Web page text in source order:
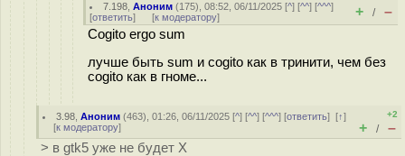
7.198 ,Аноним (175), 08:52, 06/11/2025 [^] [^^] [^^^]
[ответить] [к модератору] + / –
Cogito ergo sum
лучше быть sum и cogito как в тринити, чем без
cogito как в гноме...
3.98 ,Аноним (463), 01:26, 06/11/2025 [^] [^^] [^^^] [ответить][↑]
[к модератору]
+2
+ / –
> в gtk5 уже не будет X